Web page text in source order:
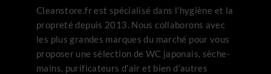
Cleanstore.fr est spécialisé dans l’hygiène et la
propreté depuis 2013. Nous collaborons avec
les plus grandes marques du marché pour vous
proposer une sélection de WC japonais, sèche-
mains, purificateurs d’air et bien d’autres